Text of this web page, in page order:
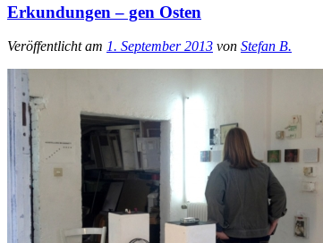
Erkundungen – gen Osten
Veröffentlicht am 1. September 2013 von Stefan B.